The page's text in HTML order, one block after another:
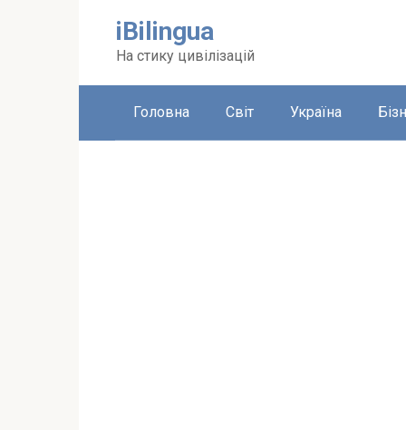
iBilingua
На стику цивілізацій
Головна Світ Україна